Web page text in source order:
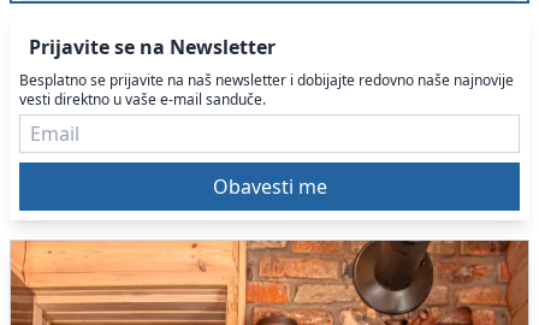
Prijavite se na Newsletter
Besplatno se prijavite na naš newsletter i dobijajte redovno naše najnovije
vesti direktno u vaše e-mail sanduče.